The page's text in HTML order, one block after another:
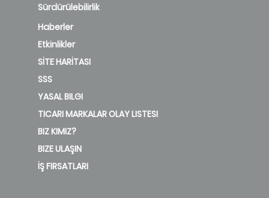
Sürdürülebilirlik
Haberler
Etkinlikler
SİTE HARİTASI
SSS
YASAL BILGI
TICARI MARKALAR OLAY LISTESI
BIZ KIMIZ?
BIZE ULAŞIN
İŞ FIRSATLARI